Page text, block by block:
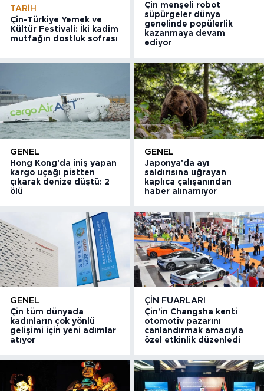
TARIH
Çin-Türkiye Yemek ve
Kültür Festivali: İki kadim
mutfağın dostluk sofrası
Çin menşeli robot
süpürgeler dünya
genelinde popülerlik
kazanmaya devam
ediyor
GENEL
Hong Kong'da iniş yapan
kargo uçağı pistten
çıkarak denize düştü: 2
ölü
GENEL
Japonya'da ayı
saldırısına uğrayan
kaplıca çalışanından
haber alınamıyor
GENEL
Çin tüm dünyada
kadınların çok yönlü
gelişimi için yeni adımlar
atıyor
ÇIN FUARLARI
Çin'in Changsha kenti
otomotiv pazarını
canlandırmak amacıyla
özel etkinlik düzenledi